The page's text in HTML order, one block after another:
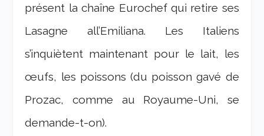
présent la chaîne Eurochef qui retire ses
Lasagne all’Emiliana. Les Italiens
s’inquiètent maintenant pour le lait, les
œufs, les poissons (du poisson gavé de
Prozac, comme au Royaume-Uni, se
demande-t-on).